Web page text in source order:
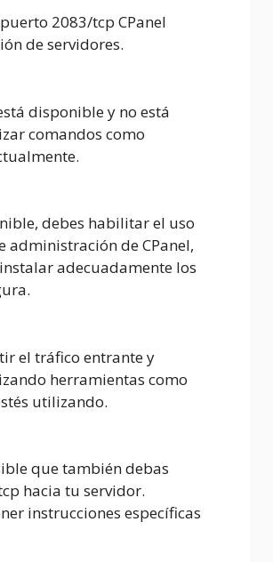
2083/tcp CPanel
de servidores.
disponible y no está
comandos como
debes habilitar el uso
administración de CPanel,
adecuadamente los
el tráfico entrante y
herramientas como
utilizando.
que también debas
hacia tu servidor.
instrucciones específicas